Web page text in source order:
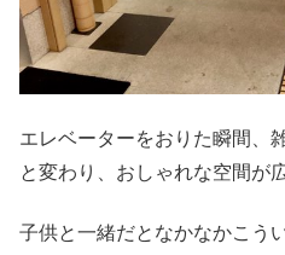
エレベーターをおりた瞬間、
と変わり、おしゃれな空間が
子供と一緒だとなかなかこう